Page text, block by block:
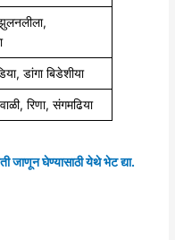
डांगा बिडेशीया
रिणा, संगमढिया
जाणून घेण्यासाठी येथे भेट द्या.